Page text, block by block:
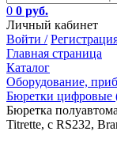
0 0 руб.
Личный кабинет
Войти /
Главная страница
Каталог
Оборудование,
Бюретки цифровые
Бюретка
Titrette, с RS232,